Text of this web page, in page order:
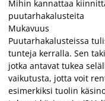
Mihin kannattaa
puutarhakalusteita
Mukavuus
Puutarhakalusteissa
tunteja kerralla. Sen
jotka antavat tukea
vaikutusta, jotta voit
esimerkiksi tuolin